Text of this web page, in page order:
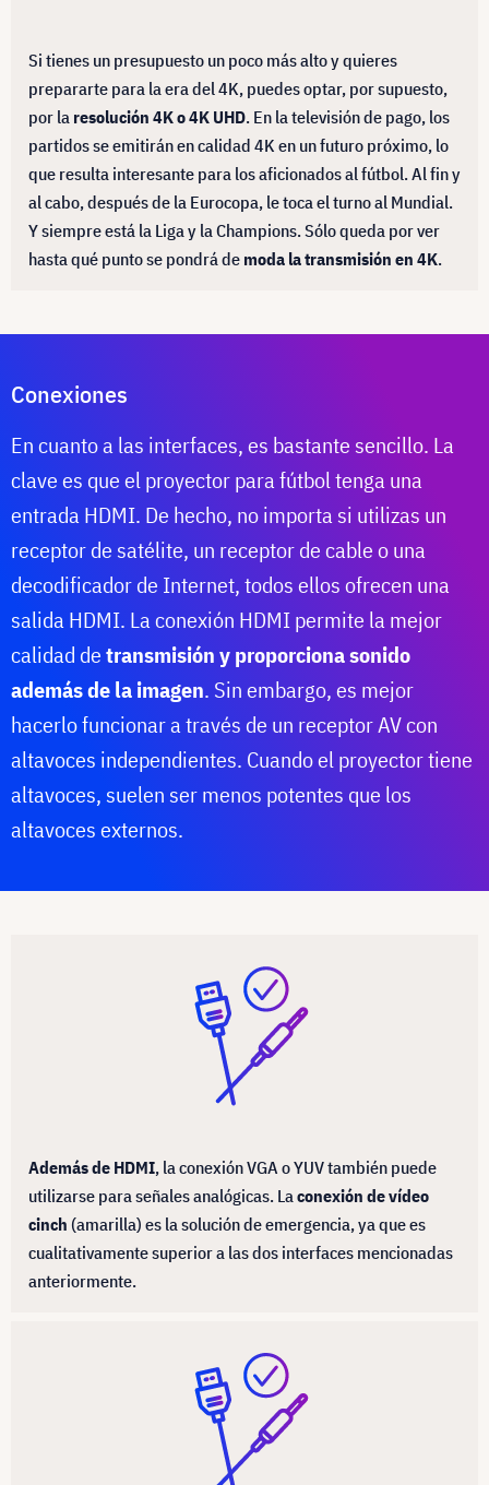
Si tienes un presupuesto un poco más alto y quieres
prepararte para la era del 4K, puedes optar, por supuesto,
por la resolución 4K o 4K UHD. En la televisión de pago, los
partidos se emitirán en calidad 4K en un futuro próximo, lo
que resulta interesante para los aficionados al fútbol. Al fin y
al cabo, después de la Eurocopa, le toca el turno al Mundial.
Y siempre está la Liga y la Champions. Sólo queda por ver
hasta qué punto se pondrá de moda la transmisión en 4K.
Conexiones
En cuanto a las interfaces, es bastante sencillo. La
clave es que el proyector para fútbol tenga una
entrada HDMI. De hecho, no importa si utilizas un
receptor de satélite, un receptor de cable o una
decodificador de Internet, todos ellos ofrecen una
salida HDMI. La conexión HDMI permite la mejor
calidad detransmisión y proporciona sonido
además de la imagen. Sin embargo, es mejor
hacerlo funcionar a través de un receptor AV con
altavoces independientes. Cuando el proyector tiene
altavoces, suelen ser menos potentes que los
altavoces externos.
Además de HDMI, la conexión VGA o YUV también puede
utilizarse para señales analógicas. La conexión de vídeo
cinch (amarilla) es la solución de emergencia, ya que es
cualitativamente superior a las dos interfaces mencionadas
anteriormente.